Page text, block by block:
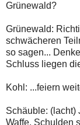
Grünewald?
Grünewald:
schwächeren
so sagen...
Schluss liegen
Kohl: ...feiern
Schäuble: (lacht)
Waffe, Schulden